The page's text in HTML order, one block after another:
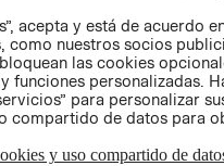
acepta y está de acuerdo
como nuestros socios
las cookies
funciones personalizadas.
para personalizar
compartido de datos para
y uso compartido de